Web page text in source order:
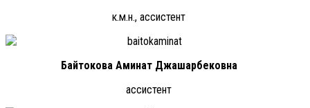
к.м.н., ассистент
Байтокова Аминат Джашарбековна
ассистент